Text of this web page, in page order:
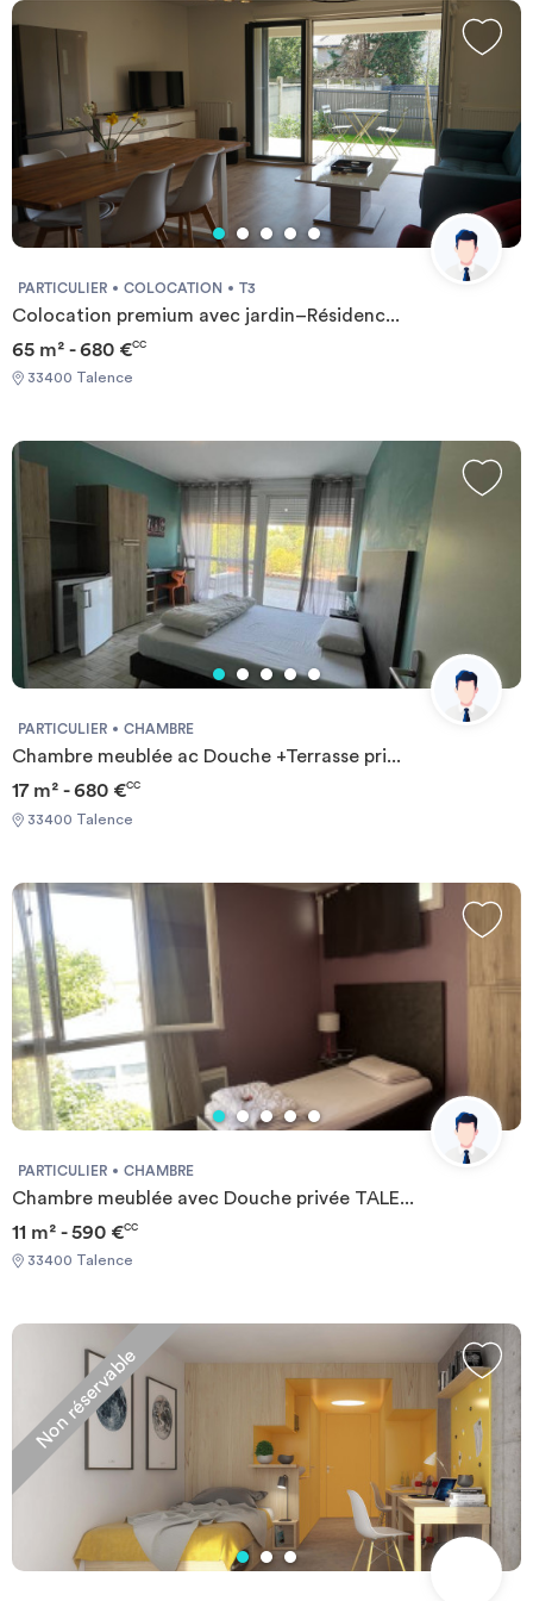
laverie ainsi qu'un parking. Chauffage individuel.
PARTICULIER COLOCATION T3
Colocation premium avec jardin–Résidenc...
65 m² - 680 €CC
33400 Talence
PARTICULIER CHAMBRE
Chambre meublée ac Douche +Terrasse pri...
17 m² - 680 €CC
33400 Talence
PARTICULIER CHAMBRE
Chambre meublée avec Douche privée TALE...
11 m² - 590 €CC
33400 Talence
Non réservable